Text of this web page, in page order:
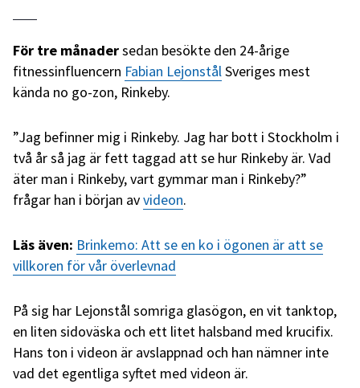
För tre månadersedan besökte den 24-årige
fitnessinfluencern Fabian LejonstålSveriges mest
kända no go-zon, Rinkeby.
”Jag befinner mig i Rinkeby. Jag har bott i Stockholm i
två år så jag är fett taggad att se hur Rinkeby är. Vad
äter man i Rinkeby, vart gymmar man i Rinkeby?”
frågar han i början avvideon.
Läs även: Brinkemo: Att se en ko i ögonen är att se
villkoren för vår överlevnad
På sig har Lejonstål somriga glasögon, en vit tanktop,
en liten sidoväska och ett litet halsband med krucifix.
Hans ton i videon är avslappnad och han nämner inte
vad det egentliga syftet med videon är.